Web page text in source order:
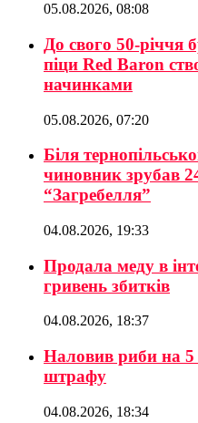
05.08.2026, 08:08
До свого 50-річчя
піци Red Baron
начинками
05.08.2026, 07:20
Біля
чиновник зрубав
“Загребелля”
04.08.2026, 19:33
Продала меду в
гривень збитків
04.08.2026, 18:37
Наловив риби на 5
штрафу
04.08.2026, 18:34